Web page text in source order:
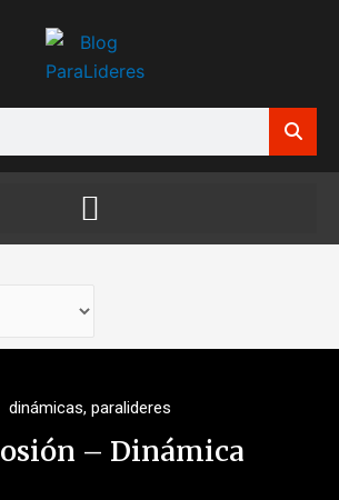
dinámicas, paralideres
– Dinámica